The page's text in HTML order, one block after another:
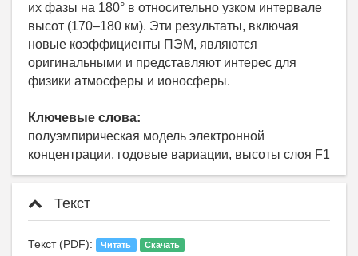
их фазы на 180° в относительно узком интервале
высот (170–180 км). Эти результаты, включая
новые коэффициенты ПЭМ, являются
оригинальными и представляют интерес для
физики атмосферы и ионосферы.
Ключевые слова:
полуэмпирическая модель электронной
концентрации, годовые вариации, высоты слоя F1
Текст
Текст (PDF): Читать Скачать